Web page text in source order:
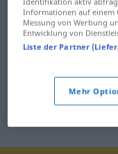
Zubereitung ...
Zündschlüssel
Informationen auf einem
Messung von Werbung
Entwicklung von
Liste der Partner
Mehr